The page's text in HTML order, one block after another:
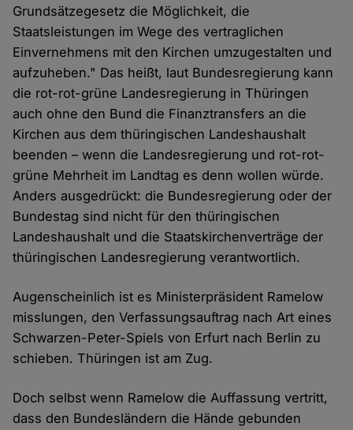
Grundsätzegesetz die Möglichkeit, die
Staatsleistungen im Wege des vertraglichen
Einvernehmens mit den Kirchen umzugestalten und
aufzuheben." Das heißt, laut Bundesregierung kann
die rot-rot-grüne Landesregierung in Thüringen
auch ohne den Bund die Finanztransfers an die
Kirchen aus dem thüringischen Landeshaushalt
beenden – wenn die Landesregierung und rot-rot-
grüne Mehrheit im Landtag es denn wollen würde.
Anders ausgedrückt: die Bundesregierung oder der
Bundestag sind nicht für den thüringischen
Landeshaushalt und die Staatskirchenverträge der
thüringischen Landesregierung verantwortlich.
Augenscheinlich ist es Ministerpräsident Ramelow
misslungen, den Verfassungsauftrag nach Art eines
Schwarzen-Peter-Spiels von Erfurt nach Berlin zu
schieben. Thüringen ist am Zug.
Doch selbst wenn Ramelow die Auffassung vertritt,
dass den Bundesländern die Hände gebunden